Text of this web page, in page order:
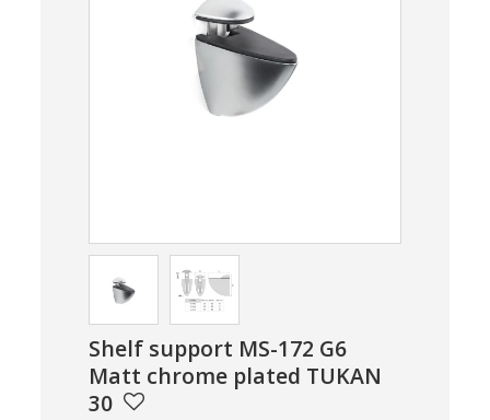
Shelf support MS-172 G6
Matt chrome plated TUKAN
30